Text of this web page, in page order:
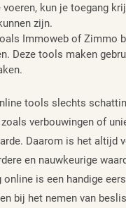
kun je toegang
zijn.
Immoweb of Zimmo
Deze tools maken
tools slechts
verbouwingen of
Daarom is het
en nauwkeurige
is een handige
bij het nemen van